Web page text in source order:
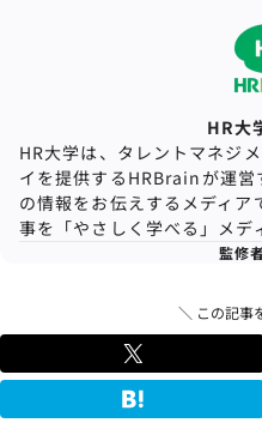
HR大
HR大学は、タレントマネジ
イを提供するHRBrainが運
の情報をお伝えするメディア
事を「やさしく学べる」メデ
監修
＼ この記事